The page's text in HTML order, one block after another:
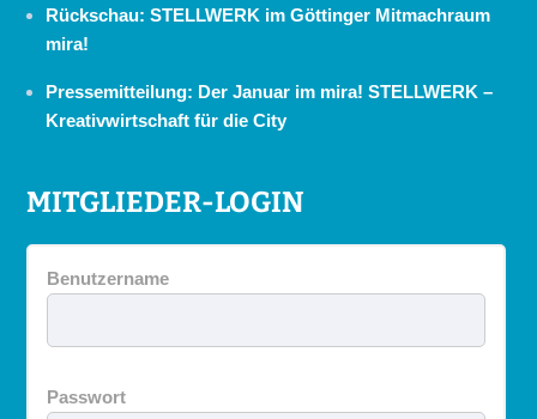
Rückschau: STELLWERK im Göttinger Mitmachraum
mira!
Pressemitteilung: Der Januar im mira! STELLWERK –
Kreativwirtschaft für die City
MITGLIEDER-LOGIN
Benutzername
Passwort